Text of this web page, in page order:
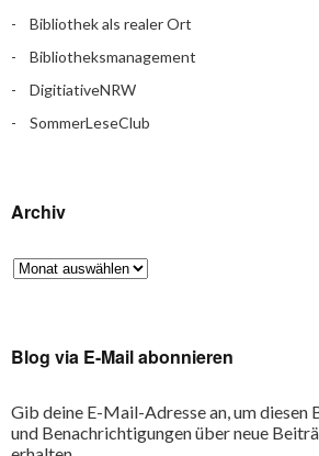
Bibliothek als realer Ort
Bibliotheksmanagement
DigitiativeNRW
SommerLeseClub
Archiv
Blog via E-Mail abonnieren
Gib deine E-Mail-Adresse an, um diesen
und Benachrichtigungen über neue